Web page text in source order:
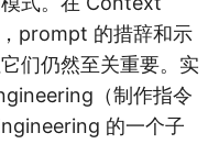
prompt 的措辞和示
们仍然至关重要。实
（制作指令
的一个子